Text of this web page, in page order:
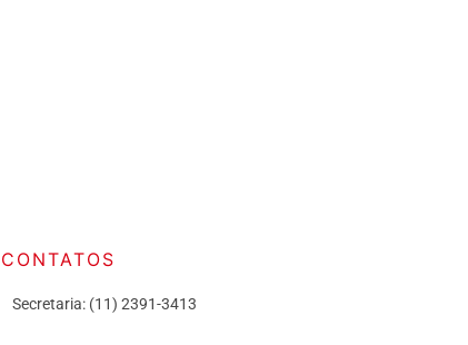
CONTATOS
Secretaria: (11) 2391-3413